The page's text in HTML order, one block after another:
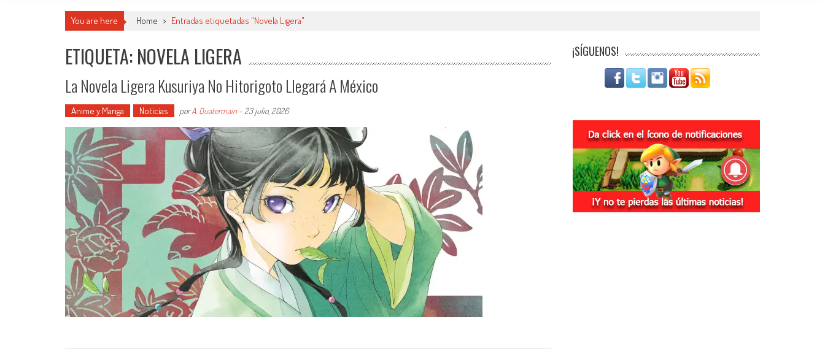
You are here Home > Entradas etiquetadas "Novela Ligera"
ETIQUETA: NOVELA LIGERA
La Novela Ligera Kusuriya No Hitorigoto Llegará A México
Anime y Manga Noticias porA. Quatermain - 23 julio, 2026
¡SÍGUENOS!